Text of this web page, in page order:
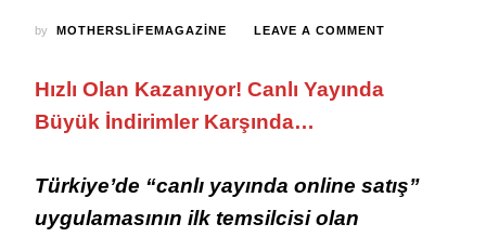
by MOTHERSLIFEMAGAZINE LEAVE A COMMENT
Hızlı Olan Kazanıyor! Canlı Yayında
Büyük İndirimler Karşında…
Türkiye’de “canlı yayında online satış”
uygulamasının ilk temsilcisi olan